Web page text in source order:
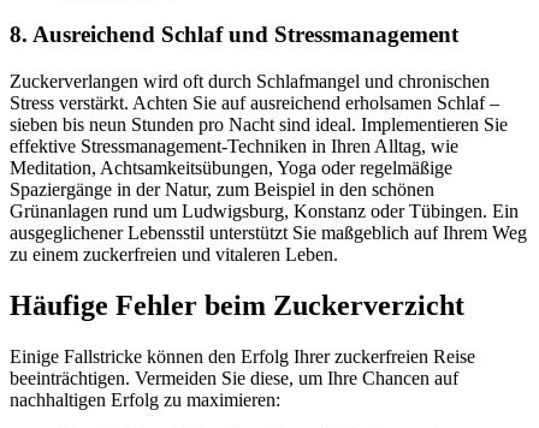
8. Ausreichend Schlaf und Stressmanagement
Zuckerverlangen wird oft durch Schlafmangel und chronischen
Stress verstärkt. Achten Sie auf ausreichend erholsamen Schlaf –
sieben bis neun Stunden pro Nacht sind ideal. Implementieren Sie
effektive Stressmanagement-Techniken in Ihren Alltag, wie
Meditation, Achtsamkeitsübungen, Yoga oder regelmäßige
Spaziergänge in der Natur, zum Beispiel in den schönen
Grünanlagen rund um Ludwigsburg, Konstanz oder Tübingen. Ein
ausgeglichener Lebensstil unterstützt Sie maßgeblich auf Ihrem Weg
zu einem zuckerfreien und vitaleren Leben.
Häufige Fehler beim Zuckerverzicht
Einige Fallstricke können den Erfolg Ihrer zuckerfreien Reise
beeinträchtigen. Vermeiden Sie diese, um Ihre Chancen auf
nachhaltigen Erfolg zu maximieren: